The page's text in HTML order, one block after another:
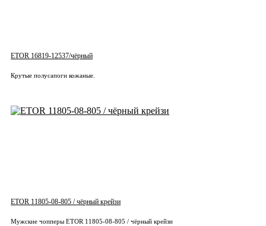
ETOR 16819-12537/чёрный
Крутые полусапоги кожаные.
ETOR 11805-08-805 / чёрный крейзи
Мужские чопперы ETOR 11805-08-805 / чёрный крейзи